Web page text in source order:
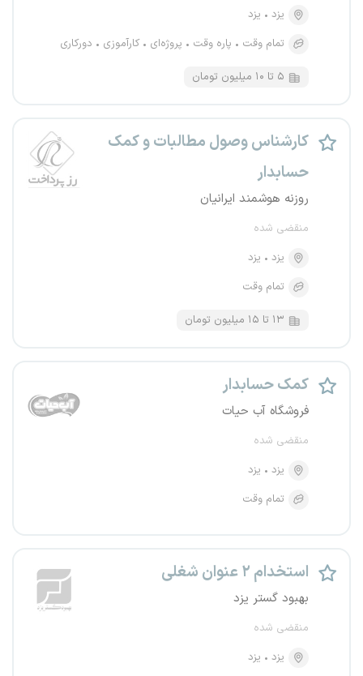
یزد
یزد
تمام وقت
پاره وقت پروژه‌ای کارآموزی دورکاری
۵ تا ۱۰ میلیون تومان
کارشناس وصول مطالبات و کمک
حسابدار
روزنه هوشمند ایرانیان
منقضی شده
یزد
یزد
تمام وقت
۱۳ تا ۱۵ میلیون تومان
کمک حسابدار
فروشگاه آب حیات
منقضی شده
یزد
یزد
تمام وقت
استخدام ۲ عنوان شغلی
بهبود گستر یزد
منقضی شده
یزد
یزد